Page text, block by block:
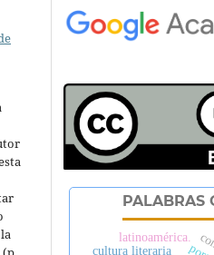
PALABRAS
cultura literaria
latinoamérica.